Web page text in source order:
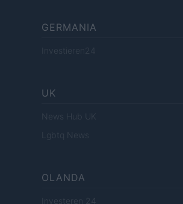
GERMANIA
Investieren24
UK
News Hub UK
Lgbtq News
OLANDA
Investeren 24